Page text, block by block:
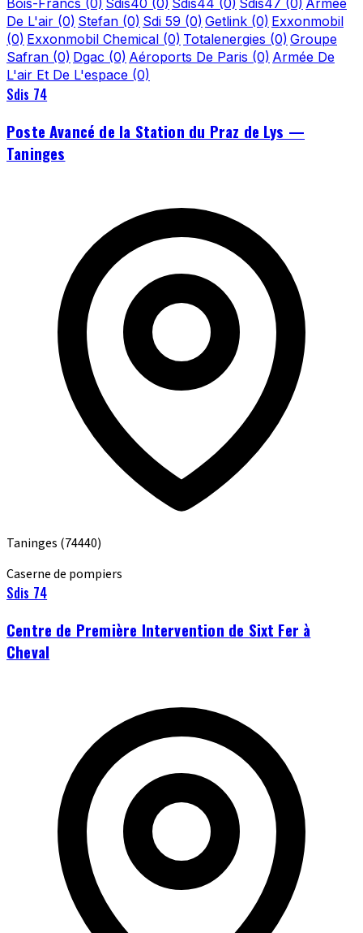
De L'air (0) Stefan (0) Sdi 59 (0) Getlink (0) Exxonmobil
(0) Exxonmobil Chemical (0) Totalenergies (0) Groupe
Safran (0) Dgac (0) Aéroports De Paris (0) Armée De
L'air Et De L'espace (0)
Sdis 74
Poste Avancé de la Station du Praz de Lys —
Taninges
Taninges (74440)
Caserne de pompiers
Sdis 74
Centre de Première Intervention de Sixt Fer à
Cheval